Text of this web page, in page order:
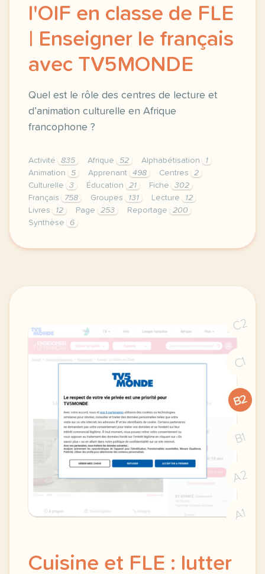
l'OIF en classe de FLE
| Enseigner le français
avec TV5MONDE
Quel est le rôle des centres de lecture et
d’animation culturelle en Afrique
francophone ?
Activité 835 Afrique 52 Alphabétisation
1
Animation
5 Apprenant 498 Centres
2
Culturelle
3 Éducation 21 Fiche
302
Français
758 Groupes 131 Lecture
12
Livres
12 Page 253 Reportage
200
Synthèse
6
le respect de votre vie privee est une priorite
C2
C1
B2
B1
A2
A1
Cuisine et FLE : lutter